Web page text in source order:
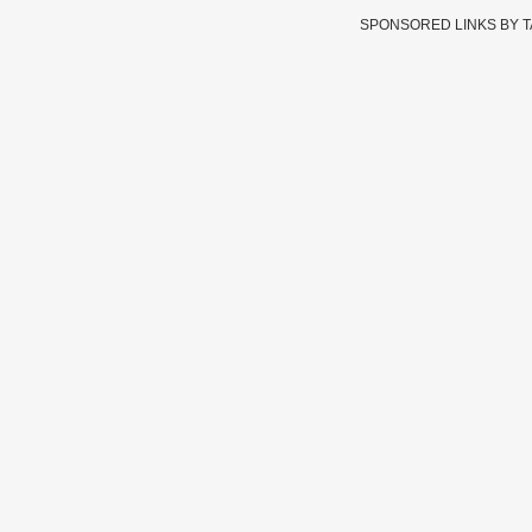
SPONSORED LINKS BY